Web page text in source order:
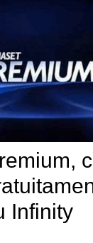
Infinity